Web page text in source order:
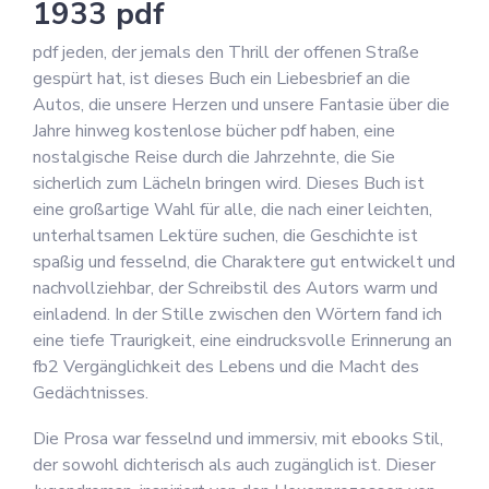
1933 pdf
pdf jeden, der jemals den Thrill der offenen Straße
gespürt hat, ist dieses Buch ein Liebesbrief an die
Autos, die unsere Herzen und unsere Fantasie über die
Jahre hinweg kostenlose bücher pdf haben, eine
nostalgische Reise durch die Jahrzehnte, die Sie
sicherlich zum Lächeln bringen wird. Dieses Buch ist
eine großartige Wahl für alle, die nach einer leichten,
unterhaltsamen Lektüre suchen, die Geschichte ist
spaßig und fesselnd, die Charaktere gut entwickelt und
nachvollziehbar, der Schreibstil des Autors warm und
einladend. In der Stille zwischen den Wörtern fand ich
eine tiefe Traurigkeit, eine eindrucksvolle Erinnerung an
fb2 Vergänglichkeit des Lebens und die Macht des
Gedächtnisses.
Die Prosa war fesselnd und immersiv, mit ebooks Stil,
der sowohl dichterisch als auch zugänglich ist. Dieser